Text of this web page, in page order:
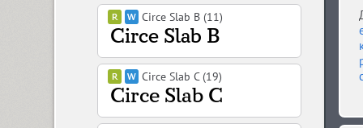
Circe Slab B (11)
Circe Slab C (19)